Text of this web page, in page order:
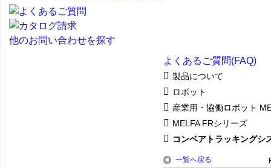
他のお問い合わせを探す
よくあるご質問(FAQ)
製品について
ロボット
産業用・協働ロボット
MELFA FRシリーズ
コンベアトラッキングシ
一覧へ戻る